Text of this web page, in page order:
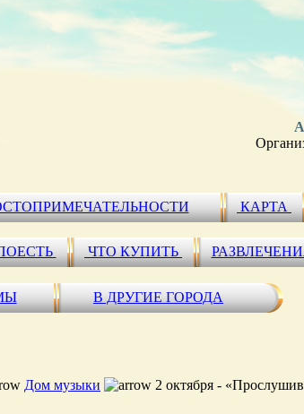
КАРТА
ЧТО КУПИТЬ
В ДРУГИЕ ГОРОДА
Дом музыки 2 октября -